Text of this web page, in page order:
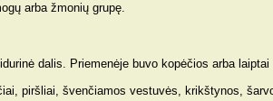
arba žmonių grupę.
dalis. Priemenėje buvo kopėčios arba
piršliai, švenčiamos vestuvės, krikštynos,